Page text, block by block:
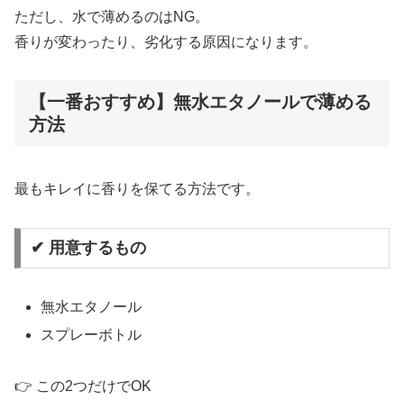
ただし、水で薄めるのはNG。
香りが変わったり、劣化する原因になります。
【一番おすすめ】無水エタノールで薄める
方法
最もキレイに香りを保てる方法です。
✔ 用意するもの
無水エタノール
スプレーボトル
👉 この2つだけでOK